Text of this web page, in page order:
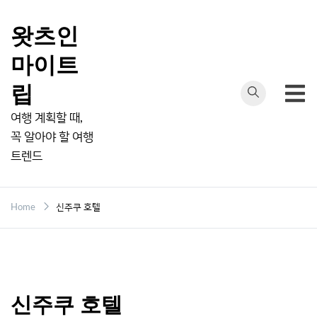
content
왓츠인
마이트
립
여행 계획할 때,
꼭 알아야 할 여행
트렌드
Home 신주쿠 호텔
신주쿠 호텔